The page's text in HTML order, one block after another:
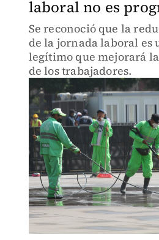
laboral no es
Se reconoció que la
de la jornada laboral es
legítimo que mejorará
de los trabajadores.